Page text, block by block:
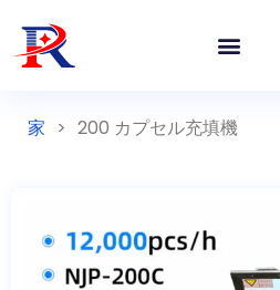
家 > 200 カプセル充填機